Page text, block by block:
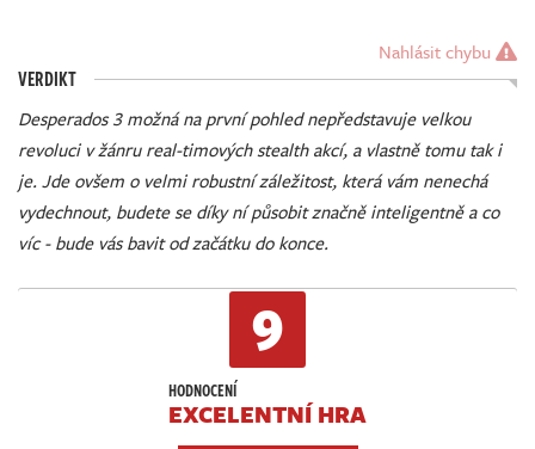
Nahlásit chybu
VERDIKT
Desperados 3 možná na první pohled nepředstavuje velkou
revoluci v žánru real-timových stealth akcí, a vlastně tomu tak i
je. Jde ovšem o velmi robustní záležitost, která vám nenechá
vydechnout, budete se díky ní působit značně inteligentně a co
víc - bude vás bavit od začátku do konce.
9
HODNOCENÍ
EXCELENTNÍ HRA